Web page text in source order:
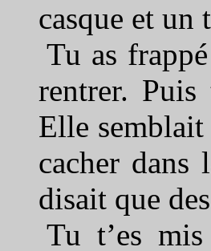
casque et
Tu as
rentrer.
Elle
cacher
disait que
Tu t’es